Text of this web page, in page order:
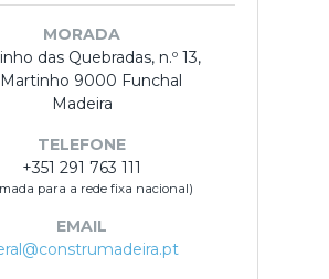
MORADA
das Quebradas, n.º 13,
Martinho 9000 Funchal
Madeira
TELEFONE
+351 291 763 111
para a rede fixa nacional)
EMAIL